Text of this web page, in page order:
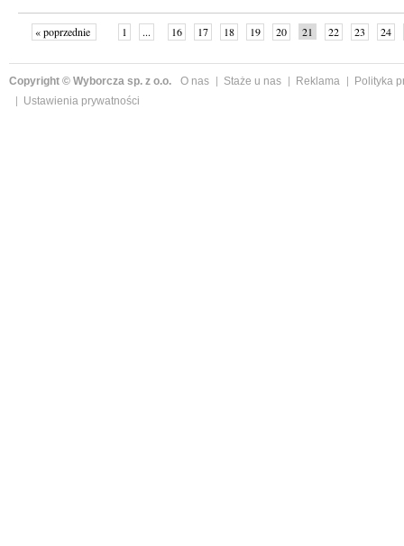
« poprzednie 1 ... 16 17 18 19 20 21 22 23
24
Copyright © Wyborcza sp. z o.o. O nas Staże u nas Reklama
Polityka
Ustawienia prywatności